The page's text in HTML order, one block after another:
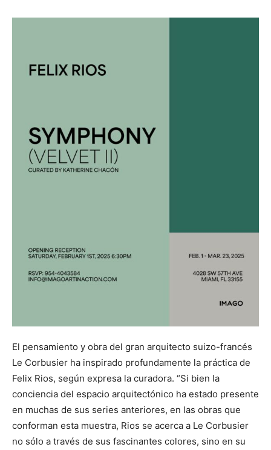
El pensamiento y obra del gran arquitecto suizo-francés
Le Corbusier ha inspirado profundamente la práctica de
Felix Rios, según expresa la curadora. “Si bien la
conciencia del espacio arquitectónico ha estado presente
en muchas de sus series anteriores, en las obras que
conforman esta muestra, Rios se acerca a Le Corbusier
no sólo a través de sus fascinantes colores, sino en su